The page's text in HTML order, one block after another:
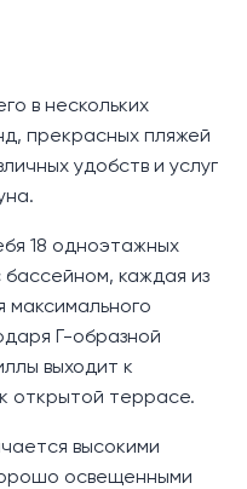
в нескольких
прекрасных пляжей
удобств и услуг
18 одноэтажных
бассейном, каждая из
максимального
Г-образной
выходит к
открытой террасе.
высокими
освещенными